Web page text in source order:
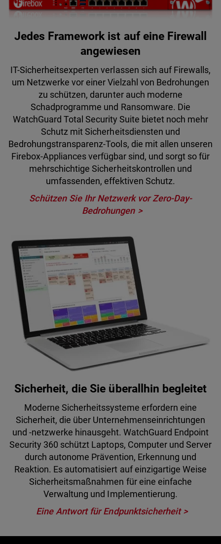
Jedes Framework ist auf eine Firewall
angewiesen
IT-Sicherheitsexperten verlassen sich auf Firewalls,
um Netzwerke vor einer Vielzahl von Bedrohungen
zu schützen, darunter auch moderne
Schadprogramme und Ransomware. Die
WatchGuard Total Security Suite bietet noch mehr
Schutz mit Sicherheitsdiensten und
Bedrohungstransparenz-Tools, die mit allen unseren
Firebox-Appliances verfügbar sind, und sorgt so für
mehrschichtige Sicherheitskontrollen und
umfassenden, effektiven Schutz.
Schützen Sie Ihr Netzwerk vor Zero-Day-
Bedrohungen
Sicherheit, die Sie überallhin begleitet
Moderne Sicherheitssysteme erfordern eine
Sicherheit, die über Unternehmenseinrichtungen
und -netzwerke hinausgeht. WatchGuard Endpoint
Security 360 schützt Laptops, Computer und Server
durch autonome Prävention, Erkennung und
Reaktion. Es automatisiert auf einzigartige Weise
Sicherheitsmaßnahmen für eine einfache
Verwaltung und Implementierung.
Eine Antwort für Endpunktsicherheit